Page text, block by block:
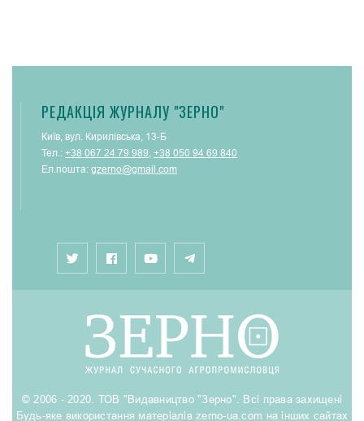
РЕДАКЦІЯ ЖУРНАЛУ "ЗЕРНО"
Київ, вул. Кирилівська, 13-Б
Тел.: +38 067 24 79 989, +38 050 94 69 840
Ел.пошта: gzerno@gmail.com
© 2006 - 2020. ТОВ "Видавництво "Зерно". Всі права захищені
Будь-яке використання матеріалів zerno-ua.com на інших сайтах